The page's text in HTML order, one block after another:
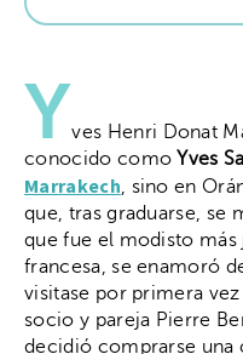
Yves Henri Donat
conocido comoYves
Marrakech, sino en
que, tras graduarse, se
que fue el modisto
francesa, se enamoró
visitase por primera
socio y pareja Pierre
decidió comprarse una